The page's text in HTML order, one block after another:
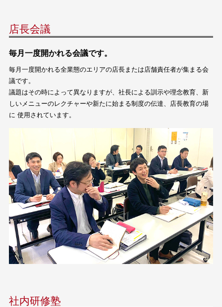
店長会議
毎月一度開かれる会議です。
毎月一度開かれる全業態のエリアの店長または店舗責任者が集まる会
議です。
議題はその時によって異なりますが、社長による訓示や理念教育、新
しいメニューのレクチャーや新たに始まる制度の伝達、店長教育の場
に 使用されています。
社内研修塾